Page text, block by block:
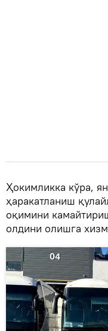
Ҳокимликка кўра,
ҳаракатланиш
оқимини
олдини олишга